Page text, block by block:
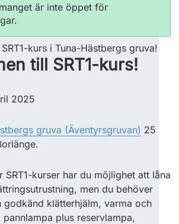
är inte öppet för
kurs i Tuna-Hästbergs gruva!
till SRT1-kurs!
2025
gruva (Äventyrsgruvan) 25
SRT1-kurser har du möjlighet att låna
men du behöver
godkänd klätterhjälm, varma och
plus reservlampa,